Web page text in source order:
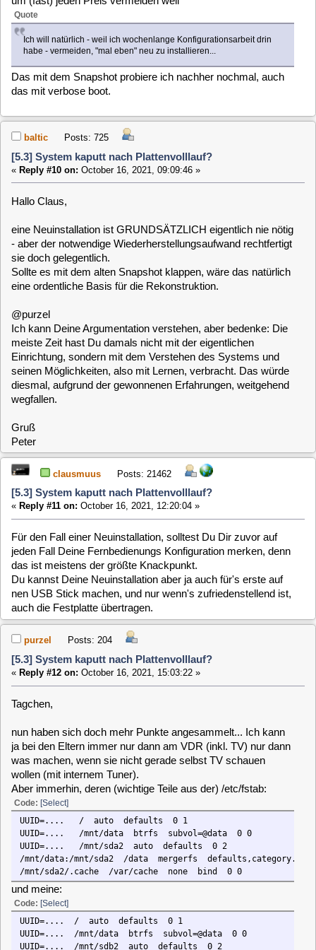
wollen (mit internem Tuner).
Aber immerhin, deren (wichtige Teile aus der) /etc/fstab:
Code:[Select]
UUID=.... / auto defaults 0 1
UUID=.... /mnt/sda2 auto defaults 0 2
/mnt/data:/mnt/sda2 /data mergerfs
/mnt/sda2/.cache /var/cache none bind 0 0
Code:[Select]
UUID=.... / auto defaults 0 1
UUID=.... /mnt/sdb2 auto defaults 0 2
/mnt/data:/mnt/sdb2:/mnt/sdc1 /data mergerfs
/mnt/sdb2/.cache /var/cache none bind 0 0
Also ähnlich. Ich habe wie gesagt seinerzeit bei der
und die Zweite dann als Datenpartition angegeben. Bei mir
kam dann wie gesagt vor ein paar Wochen eine zweite
Datenplatte dazu.
Zwar habe ich den Snapshot eingespielt, konnte aber nicht
mehr prüfen, ob es geklappt hat weil die Eltern Ihre Sendung
schnell von Hand angelegt - und musste dann erstmal
weichen...
Ergo auch noch kein Test mit verbose & Co. :-(
Aber morgen fahren sie für eine Woche weg, da ist dann
mehr Gelegenheit ;-)
Quote from: baltic on October 16, 2021, 09:09:46
Möglichkeiten, also mit Lernen, verbracht. Das würde diesmal,
aufgrund der gewonnenen Erfahrungen, weitgehend wegfallen.
Hier mag ich zumindest teilweise widersprechen; das ist aber
auf keinen Fall böse gemeint. Ich HABE in der Tat SEHR
anpassen usw.) verbracht. Mag sein, dass das Lernen
reduziert wäre - die lange Konfigurations- und "Hinbieg-"
Orgie bliebe aber. Das ist allerdings mein Problem ;-)
FALLS ich neu installieren müsste würde ich ohnehin das
ganze /etc Verzeichnis vorher wegsichern, besonders wegen
der ganz conf Dateien inkl. remote.conf für die
Fernbedienung.
Wie gesagt hoffe ich, ab morgen mal ein bisschen länger
"dran bleiben" zu können. Vielleicht hole mich mir die Kiste
auch zu mir...
[5.3] System kaputt nach Plattenvolllauf?
Reply #13 on: October 16, 2021, 20:45:58 »
Es bot sich heute schon eine Gelegenheit... und es gibt
Ich habe eine Tastatur dran gesteckt und "verbose" gewählt:
- das Kernelmodul it87 kann nicht geladen werden: "device or
resource busy" -> ist aber anscheinend nicht schlimm, ich
bekomme trotzdem Temperaturen
- /var/cache konnte nicht eingebunden (mount) werden ->
das konnte ich später durch neu anlegen von
/mnt/sda2/.cache fixen
- /sys/class/rc is missing -> wozu ist das gut? Die
Fernbedienung funktioniert (ich verwende das RCU Plugin)
- der symlink remote.conf zeigte auf eine falsche (immerhin
existierende) Kanalliste -> ließ sich leicht mittels WebIf
korrigieren, hat dann auch endlich Bestand
- /etc/apt/sources.list.d/main.list war immer noch kaputt ->
nach Kopieren von main.list.save blieb es aber endlich
erhalten
- /var/cache/apt/archives fehlt, da habe ich eben erst auf
meinem VDR nachsehen können, was das sein muss (file
oder directory, korrigiere ich morgen)